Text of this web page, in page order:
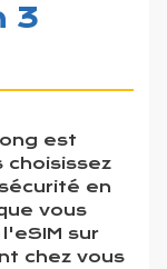
3
est
choisissez
en
vous
sur
chez vous